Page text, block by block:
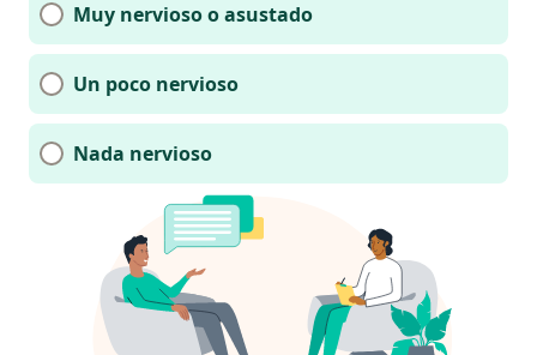
Muy nervioso o asustado
Un poco nervioso
Nada nervioso